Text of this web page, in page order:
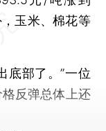
玉米、棉花等
部了。”一位
反弹总体上还